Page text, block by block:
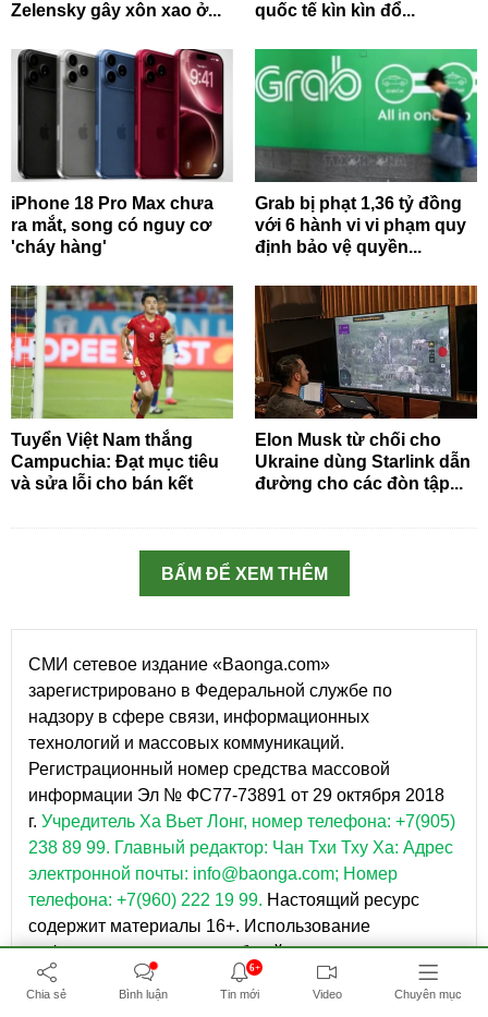
Zelensky gây xôn xao ở...
quốc tế kìn kìn đổ...
iPhone 18 Pro Max chưa
ra mắt, song có nguy cơ
'cháy hàng'
Grab bị phạt 1,36 tỷ đồng
với 6 hành vi vi phạm quy
định bảo vệ quyền...
Tuyển Việt Nam thắng
Campuchia: Đạt mục tiêu
và sửa lỗi cho bán kết
Elon Musk từ chối cho
Ukraine dùng Starlink dẫn
đường cho các đòn tập...
BẤM ĐỂ XEM THÊM
СМИ сетевое издание «Baonga.com»
зарегистрировано в Федеральной службе по
надзору в сфере связи, информационных
технологий и массовых коммуникаций.
Регистрационный номер средства массовой
информации Эл № ФС77-73891 от 29 октября 2018
г. Учредитель Ха Вьет Лонг, номер телефона: +7(905)
238 89 99. Главный редактор: Чан Тхи Тху Ха: Адрес
электронной почты: info@baonga.com; Номер
телефона: +7(960) 222 19 99. Настоящий ресурс
содержит материалы 16+. Использование
информации с данного веб-сайта возможно
исключительно на следующих условиях: В конце
текста необходимо указывать ссылку на сайт
Chia sẻ Bình luận
6+
Tin mới Video Chuyên mục